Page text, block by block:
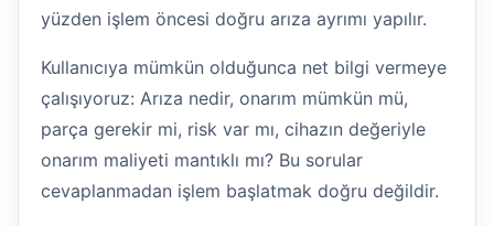
yüzden işlem öncesi doğru arıza ayrımı yapılır.
Kullanıcıya mümkün olduğunca net bilgi vermeye
çalışıyoruz: Arıza nedir, onarım mümkün mü,
parça gerekir mi, risk var mı, cihazın değeriyle
onarım maliyeti mantıklı mı? Bu sorular
cevaplanmadan işlem başlatmak doğru değildir.